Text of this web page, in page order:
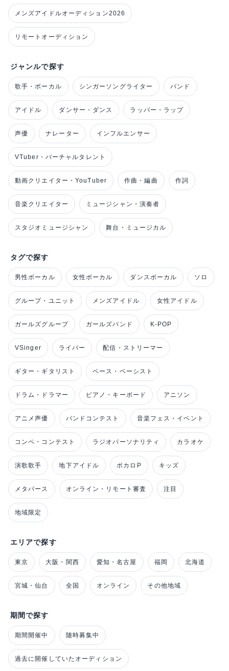
メンズアイドルオーディション2026
リモートオーディション
ジャンルで探す
歌手・ボーカル シンガーソングライター バンド
アイドル ダンサー・ダンス ラッパー・ラップ
声優 ナレーター インフルエンサー
VTuber・バーチャルタレント
動画クリエイター・YouTuber 作曲・編曲 作詞
音楽クリエイター ミュージシャン・演奏者
スタジオミュージシャン 舞台・ミュージカル
タグで探す
男性ボーカル 女性ボーカル ダンスボーカル ソロ
グループ・ユニット メンズアイドル 女性アイドル
ガールズグループ ガールズバンド K-POP
VSinger ライバー 配信・ストリーマー
ギター・ギタリスト ベース・ベーシスト
ドラム・ドラマー ピアノ・キーボード アニソン
アニメ声優 バンドコンテスト 音楽フェス・イベント
コンペ・コンテスト ラジオパーソナリティ カラオケ
演歌歌手 地下アイドル ボカロP キッズ
メタバース オンライン・リモート審査 注目
地域限定
エリアで探す
東京 大阪・関西 愛知・名古屋 福岡 北海道
宮城・仙台 全国 オンライン その他地域
期間で探す
期間開催中 随時募集中
過去に開催していたオーディション